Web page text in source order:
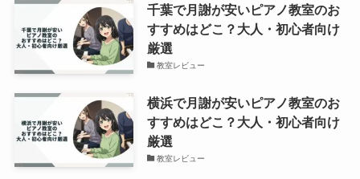
千葉で月謝が安いピアノ教室のお
すすめはどこ？大人・初心者向け
厳選
教室レビュー
横浜で月謝が安いピアノ教室のお
すすめはどこ？大人・初心者向け
厳選
教室レビュー